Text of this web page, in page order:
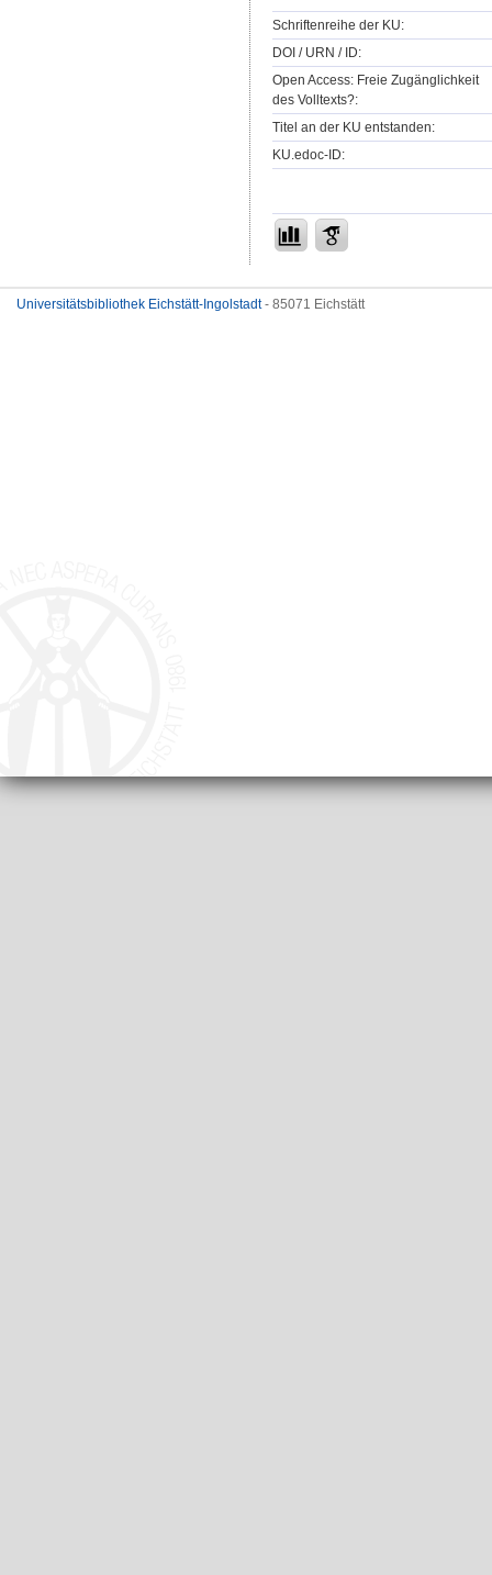
Schriftenreihe der KU:
DOI / URN / ID:
Open Access: Freie Zugänglichkeit
des Volltexts?:
Titel an der KU entstanden:
KU.edoc-ID:
Universitätsbibliothek Eichstätt-Ingolstadt- 85071 Eichstätt